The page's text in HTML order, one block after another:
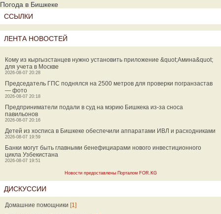
Погода в Бишкеке
ССЫЛКИ
ЛЕНТА НОВОСТЕЙ
Кому из кыргызстанцев нужно установить приложение &quot;Амина&quot;
для учета в Москве
2026-08-07 20:28
Председатель ГПС поднялся на 2500 метров для проверки погранзастав
— фото
2026-08-07 20:18
Предприниматели подали в суд на мэрию Бишкека из-за сноса
павильонов
2026-08-07 20:16
Детей из хосписа в Бишкеке обеспечили аппаратами ИВЛ и расходниками
2026-08-07 19:59
Банки могут быть главными бенефициарами нового инвестиционного
цикла Узбекистана
2026-08-07 19:51
Новости предоставлены Порталом FOR.KG
ДИСКУССИИ
Домашние помощники [1]